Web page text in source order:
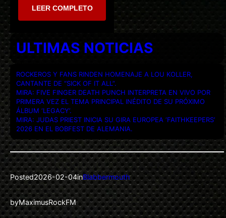
LEER COMPLETO
ULTIMAS NOTICIAS
ROCKEROS Y FANS RINDEN HOMENAJE A LOU KOLLER,
CANTANTE DE “SICK OF IT ALL”.
MIRA: FIVE FINGER DEATH PUNCH INTERPRETA EN VIVO POR
PRIMERA VEZ EL TEMA PRINCIPAL INÉDITO DE SU PRÓXIMO
ÁLBUM ‘LEGACY’.
MIRA: JUDAS PRIEST INICIA SU GIRA EUROPEA ‘FAITHKEEPERS’
2026 EN EL BOBFEST DE ALEMANIA.
Posted2026-02-04inBlabbermouth
byMaximusRockFM